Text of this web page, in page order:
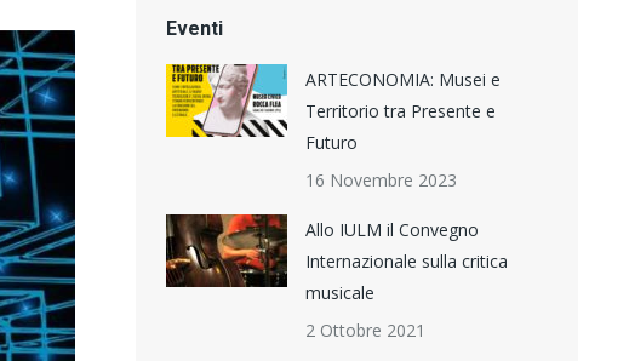
Eventi
ARTECONOMIA: Musei e
Territorio tra Presente e
Futuro
16 Novembre 2023
Allo IULM il Convegno
Internazionale sulla critica
musicale
2 Ottobre 2021